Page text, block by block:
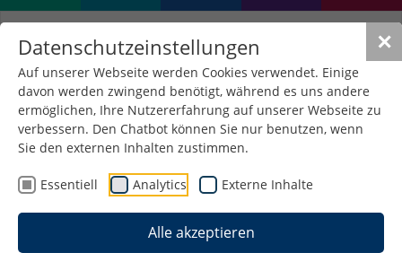
✕
Datenschutzeinstellungen
Auf unserer Webseite werden Cookies verwendet. Einige
davon werden zwingend benötigt, während es uns andere
ermöglichen, Ihre Nutzererfahrung auf unserer Webseite zu
verbessern. Den Chatbot können Sie nur benutzen, wenn
Sie den externen Inhalten zustimmen.
Essentiell Analytics Externe Inhalte
Alle akzeptieren